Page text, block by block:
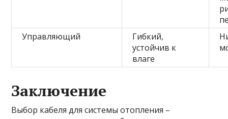
Управляющий
Гибкий,
устойчив к
влаге
Заключение
Выбор кабеля для системы отопления –